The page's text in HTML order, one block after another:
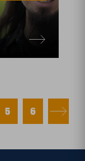
5 6